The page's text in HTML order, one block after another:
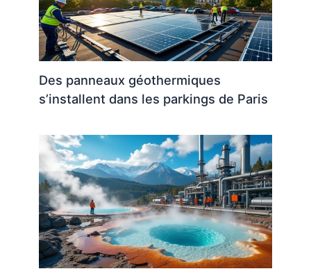
Des panneaux géothermiques
s’installent dans les parkings de Paris